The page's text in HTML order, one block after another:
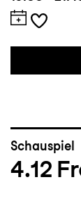
Schauspiel
4.12